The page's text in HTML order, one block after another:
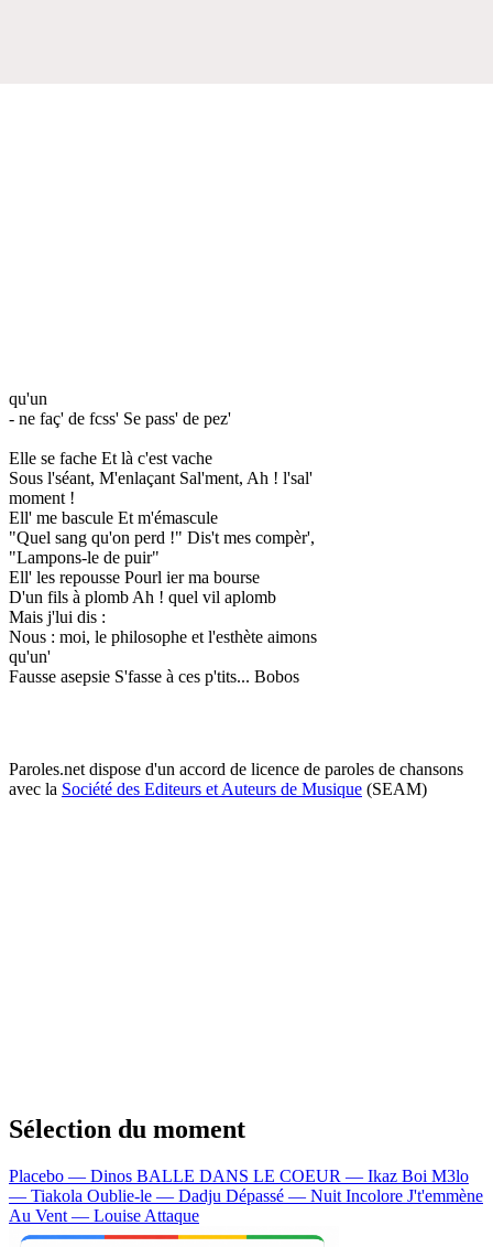
qu'un
- ne faç' de fcss' Se pass' de pez'
Elle se fache Et là c'est vache
Sous l'séant, M'enlaçant Sal'ment, Ah ! l'sal'
moment !
Ell' me bascule Et m'émascule
"Quel sang qu'on perd !" Dis't mes compèr',
"Lampons-le de puir"
Ell' les repousse Pourl ier ma bourse
D'un fils à plomb Ah ! quel vil aplomb
Mais j'lui dis :
Nous : moi, le philosophe et l'esthète aimons
qu'un'
Fausse asepsie S'fasse à ces p'tits... Bobos
Paroles.net dispose d'un accord de licence de paroles de chansons
avec la Société des Editeurs et Auteurs de Musique (SEAM)
Sélection du moment
Placebo — Dinos BALLE DANS LE COEUR — Ikaz Boi M3lo
— Tiakola Oublie-le — Dadju Dépassé — Nuit Incolore J't'emmène
Au Vent — Louise Attaque